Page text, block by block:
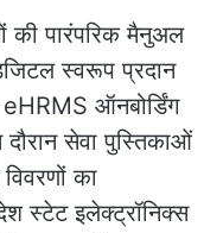
की पारंपरिक मैनुअल
स्वरूप प्रदान
ऑनबोर्डिंग
दौरान सेवा पुस्तिकाओं
का
स्टेट इलेक्ट्रॉनिक्स